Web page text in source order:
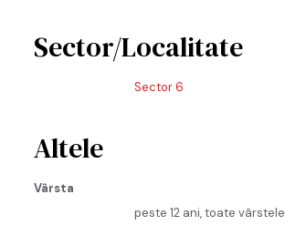
Sector/Localitate
Sector 6
Altele
Vârsta
peste 12 ani, toate vârstele